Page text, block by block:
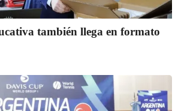
también llega en formato